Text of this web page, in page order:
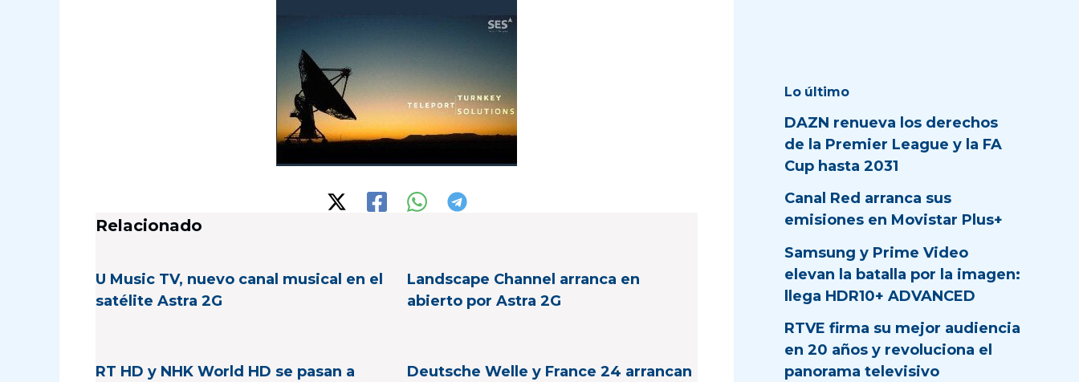
Relacionado
U Music TV, nuevo canal musical en el
satélite Astra 2G
Landscape Channel arranca en
abierto por Astra 2G
RT HD y NHK World HD se pasan a
Deutsche Welle y France 24 arrancan
Lo último
DAZN renueva los derechos
de la Premier League y la FA
Cup hasta 2031
Canal Red arranca sus
emisiones en Movistar Plus+
Samsung y Prime Video
elevan la batalla por la imagen:
llega HDR10+ ADVANCED
RTVE firma su mejor audiencia
en 20 años y revoluciona el
panorama televisivo